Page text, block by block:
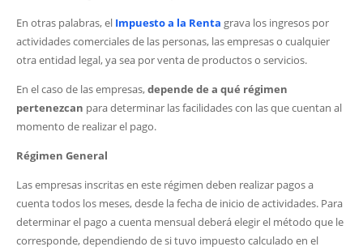
En otras palabras, el Impuesto a la Renta grava los ingresos por
actividades comerciales de las personas, las empresas o cualquier
otra entidad legal, ya sea por venta de productos o servicios.
En el caso de las empresas,depende de a qué régimen
pertenezcan para determinar las facilidades con las que cuentan al
momento de realizar el pago.
Régimen General
Las empresas inscritas en este régimen deben realizar pagos a
cuenta todos los meses, desde la fecha de inicio de actividades. Para
determinar el pago a cuenta mensual deberá elegir el método que le
corresponde, dependiendo de si tuvo impuesto calculado en el